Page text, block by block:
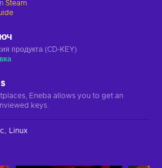
Steam
продукта (CD-KEY)
Eneba allows you to get an
keys.
Linux